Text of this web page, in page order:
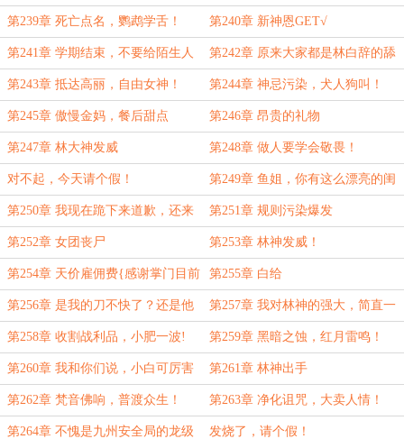
第239章 死亡点名，鹦鹉学舌！ 第240章 新神恩GET√
第241章 学期结束，不要给陌生人
开门！
第242章 原来大家都是林白辞的舔
狗！
第243章 抵达高丽，自由女神！ 第244章 神忌污染，犬人狗叫！
第245章 傲慢金妈，餐后甜点 第246章 昂贵的礼物
第247章 林大神发威 第248章 做人要学会敬畏！
对不起，今天请个假！ 第249章 鱼姐，你有这么漂亮的闺
蜜不介绍给大家？
第250章 我现在跪下来道歉，还来
得及吗？
第251章 规则污染爆发
第252章 女团丧尸 第253章 林神发威！
第254章 天价雇佣费{感谢掌门目前
一无所有的慷慨打赏}
第255章 白给
第256章 是我的刀不快了？还是他
的脖子太硬？
第257章 我对林神的强大，简直一
无所知！
第258章 收割战利品，小肥一波! 第259章 黑暗之蚀，红月雷鸣！
第260章 我和你们说，小白可厉害
了！
第261章 林神出手
第262章 梵音佛响，普渡众生！ 第263章 净化诅咒，大卖人情！
第264章 不愧是九州安全局的龙级 发烧了，请个假！